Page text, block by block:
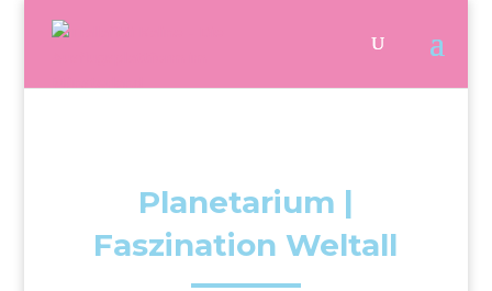
Planetarium |
Faszination Weltall